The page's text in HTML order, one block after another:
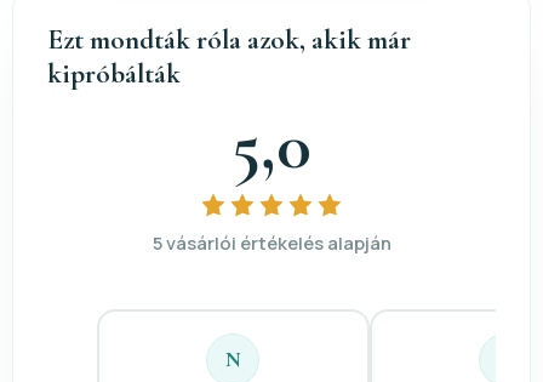
Ezt mondták róla azok, akik már
kipróbálták
5,0
5 vásárlói értékelés alapján
N